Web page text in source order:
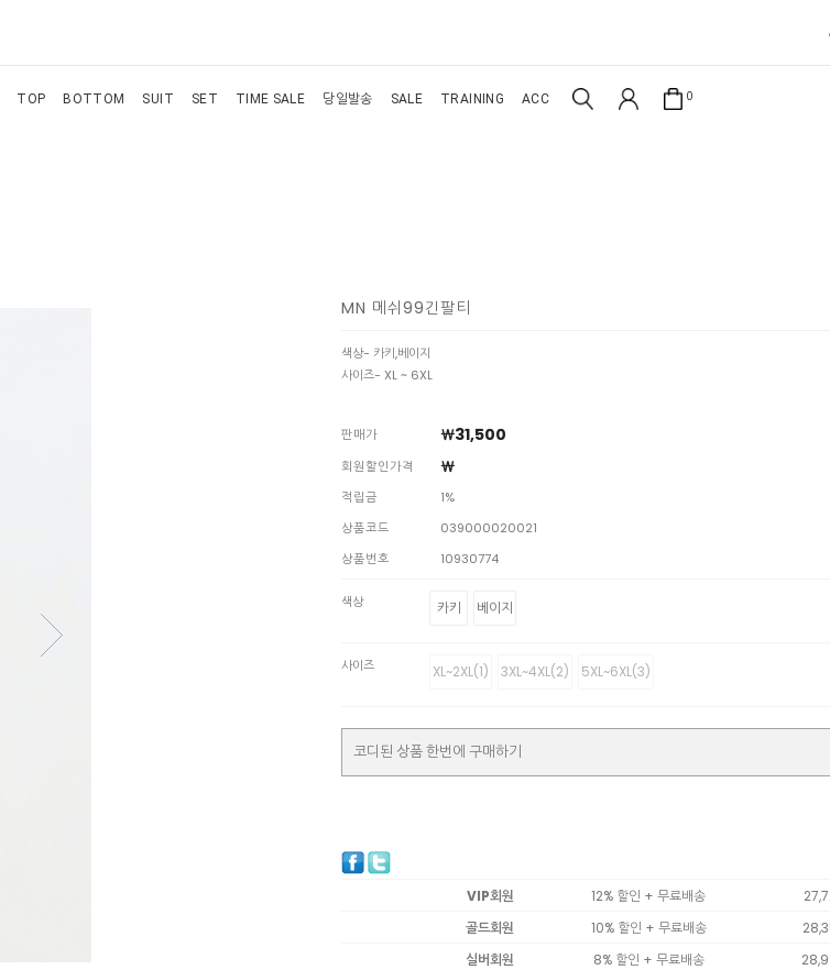
TOP BOTTOM SUIT SET TIME SALE 당일발송 SALE TRAINING ACC 0
MN 메쉬99긴팔티
색상- 카키,베이지
사이즈- XL ~ 6XL
판매가 ￦31,500
회원할인가격 ￦
적립금
1%
상품코드
039000020021
상품번호
10930774
색상 카키 베이지
사이즈 XL~2XL(1) 3XL~4XL(2) 5XL~6XL(3)
코디된 상품 한번에 구매하기
VIP회원 12% 할인 + 무료배송
골드회원
10% 할인 + 무료배송
실버회원
8% 할인 + 무료배송